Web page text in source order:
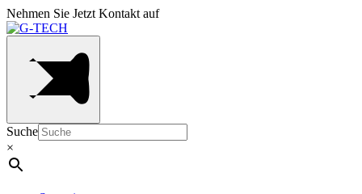
Nehmen Sie Jetzt Kontakt auf
Suche
×